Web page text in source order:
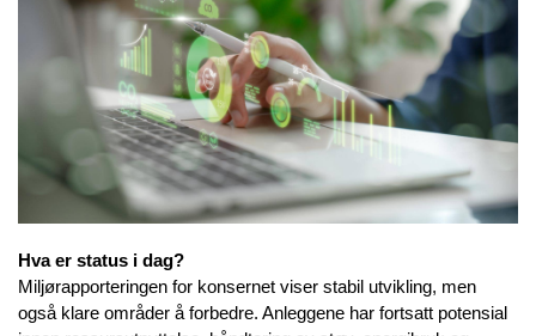
Hva er status i dag?
Miljørapporteringen for konsernet viser stabil utvikling, men
også klare områder å forbedre. Anleggene har fortsatt potensial